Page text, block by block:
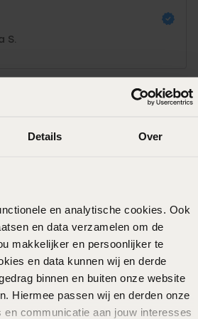
Details Over
en analytische cookies. Ook
en data verzamelen om de
makkelijker en persoonlijker te
en data kunnen wij en derde
binnen en buiten onze website
Hiermee passen wij en derden onze
en communicatie aan jouw interesses
S.
jou